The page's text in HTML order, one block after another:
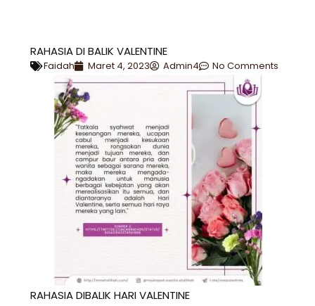
RAHASIA DI BALIK VALENTINE
Faidah Maret 4, 2023 Admin4 No Comments
RAHASIA DIBALIK HARI VALENTINE